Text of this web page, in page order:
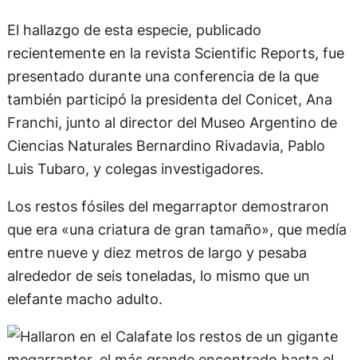
El hallazgo de esta especie, publicado
recientemente en la revista Scientific Reports, fue
presentado durante una conferencia de la que
también participó la presidenta del Conicet, Ana
Franchi, junto al director del Museo Argentino de
Ciencias Naturales Bernardino Rivadavia, Pablo
Luis Tubaro, y colegas investigadores.
Los restos fósiles del megarraptor demostraron
que era «una criatura de gran tamaño», que medía
entre nueve y diez metros de largo y pesaba
alrededor de seis toneladas, lo mismo que un
elefante macho adulto.